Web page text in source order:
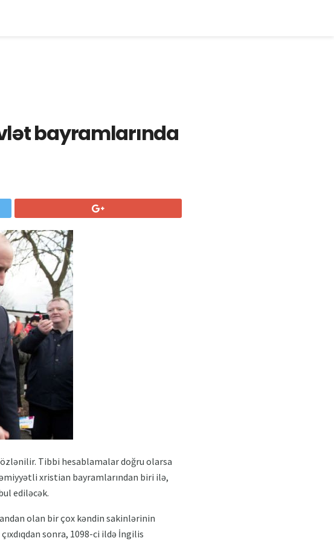
bayramlarında
Tibbi hesablamalar doğru olarsa
xristian bayramlarından biri ilə,
ediləcək.
olan bir çox kəndin sakinlərinin
sonra, 1098-ci ildə İngilis